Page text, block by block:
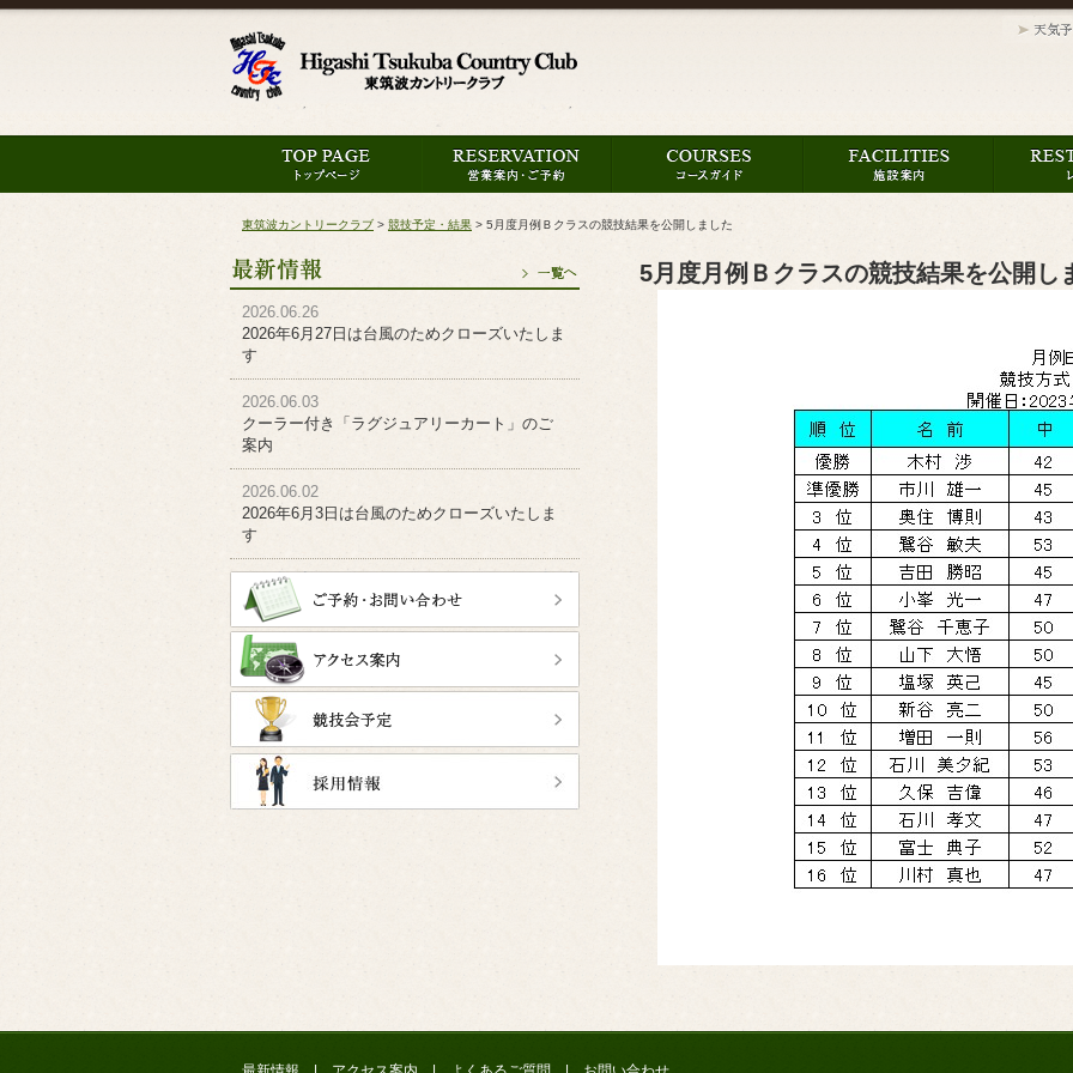
東筑波カントリークラブ > 競技予定・結果 > 5月度月例Ｂクラスの競技結果を公開しました
2026.06.26
2026年6月27日は台風のためクローズいたしま
す
2026.06.03
クーラー付き「ラグジュアリーカート」のご
案内
2026.06.02
2026年6月3日は台風のためクローズいたしま
す
5月度月例Ｂクラスの競技結果を公開し